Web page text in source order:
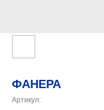
ФАНЕРА
Артикул: